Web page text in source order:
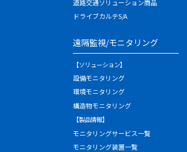
道路交通ソリューション商品
ドライブカルテS/A
遠隔監視/モニタリング
【ソリューション】
設備モニタリング
環境モニタリング
構造物モニタリング
【製品情報】
モニタリングサービス一覧
モニタリング装置一覧